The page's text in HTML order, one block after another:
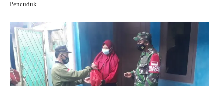
Penduduk.